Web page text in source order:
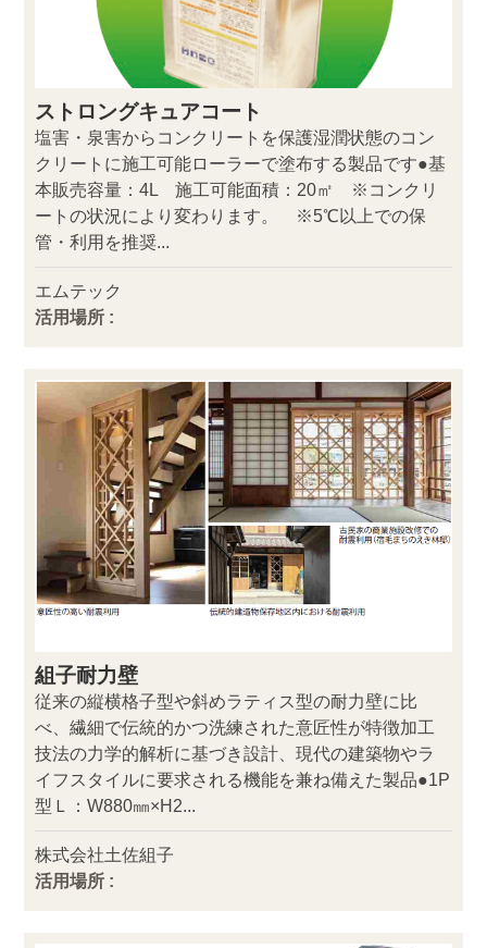
ストロングキュアコート
塩害・泉害からコンクリートを保護湿潤状態のコン
クリートに施工可能ローラーで塗布する製品です●基
本販売容量：4L 施工可能面積：20㎡ ※コンクリ
ートの状況により変わります。 ※5℃以上での保
管・利用を推奨...
エムテック
活用場所 :
組子耐力壁
従来の縦横格子型や斜めラティス型の耐力壁に比
べ、繊細で伝統的かつ洗練された意匠性が特徴加工
技法の力学的解析に基づき設計、現代の建築物やラ
イフスタイルに要求される機能を兼ね備えた製品●1P
型Ｌ：W880㎜×H2...
株式会社土佐組子
活用場所 :